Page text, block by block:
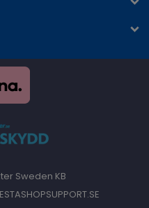
Sweden KB